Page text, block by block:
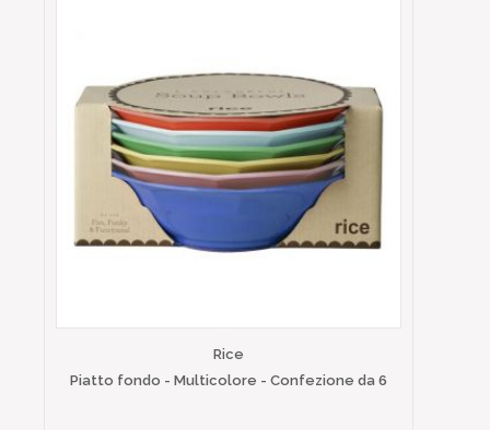
Rice
Piatto fondo - Multicolore - Confezione da 6